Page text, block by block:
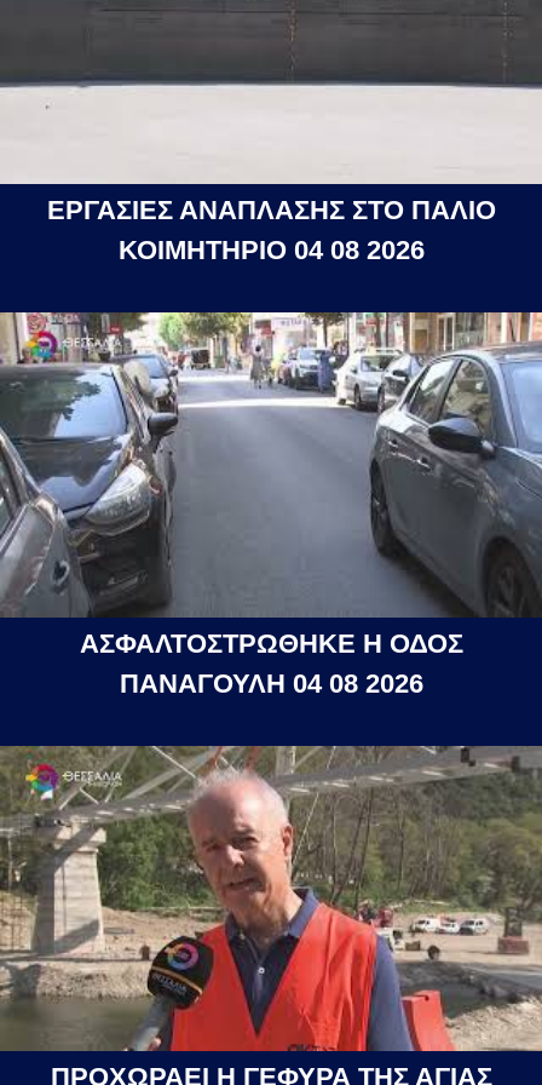
ΕΡΓΑΣΙΕΣ ΑΝΑΠΛΑΣΗΣ ΣΤΟ ΠΑΛΙΟ
ΚΟΙΜΗΤΗΡΙΟ 04 08 2026
ΑΣΦΑΛΤΟΣΤΡΩΘΗΚΕ Η ΟΔΟΣ
ΠΑΝΑΓΟΥΛΗ 04 08 2026
ΠΡΟΧΩΡΑΕΙ Η ΓΕΦΥΡΑ ΤΗΣ ΑΓΙΑΣ